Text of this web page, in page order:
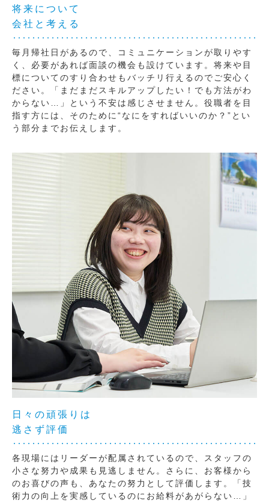
将来について
会社と考える
毎月帰社日があるので、コミュニケーションが取りやす
く、必要があれば面談の機会も設けています。将来や目
標についてのすり合わせもバッチリ行えるのでご安心く
ださい。「まだまだスキルアップしたい！でも方法がわ
からない…」という不安は感じさせません。役職者を目
指す方には、そのために“なにをすればいいのか？”とい
う部分までお伝えします。
日々の頑張りは
逃さず評価
各現場にはリーダーが配属されているので、スタッフの
小さな努力や成果も見逃しません。さらに、お客様から
のお喜びの声も、あなたの努力として評価します。「技
術力の向上を実感しているのにお給料があがらない…」